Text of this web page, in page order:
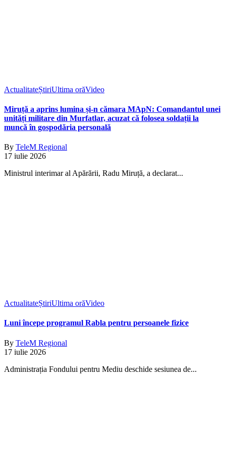
ActualitateȘtiriUltima orăVideo
Miruță a aprins lumina și-n cămara MApN: Comandantul unei
unități militare din Murfatlar, acuzat că folosea soldații la
muncă în gospodăria personală
By TeleM Regional
17 iulie 2026
Ministrul interimar al Apărării, Radu Miruță, a declarat...
ActualitateȘtiriUltima orăVideo
Luni începe programul Rabla pentru persoanele fizice
By TeleM Regional
17 iulie 2026
Administrația Fondului pentru Mediu deschide sesiunea de...